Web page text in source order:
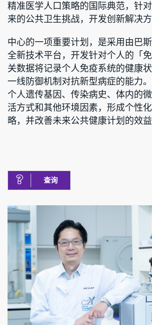
精准医学人口策略的国际典范，针
来的公共卫生挑战，开发创新解决方
中心的一项重要计划，是采用由巴
全新技术平台，开发针对个人的「
关数据将记录个人免疫系统的健康
一线防御机制对抗新型病症的能力
个人遗传基因、传染病史、体内的
活方式和其他环境因素，形成个性
略，并改善未来公共健康计划的效益
查询